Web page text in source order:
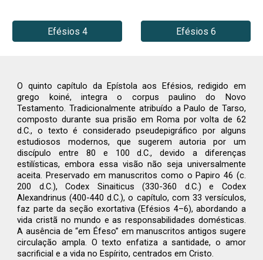
Efésios 4 Efésios 6
O quinto capítulo da Epístola aos Efésios, redigido em
grego koiné, integra o corpus paulino do Novo
Testamento. Tradicionalmente atribuído a Paulo de Tarso,
composto durante sua prisão em Roma por volta de 62
d.C., o texto é considerado pseudepigráfico por alguns
estudiosos modernos, que sugerem autoria por um
discípulo entre 80 e 100 d.C., devido a diferenças
estilísticas, embora essa visão não seja universalmente
aceita. Preservado em manuscritos como o Papiro 46 (c.
200 d.C.), Codex Sinaiticus (330-360 d.C.) e Codex
Alexandrinus (400-440 d.C.), o capítulo, com 33 versículos,
faz parte da seção exortativa (Efésios 4–6), abordando a
vida cristã no mundo e as responsabilidades domésticas.
A ausência de “em Éfeso” em manuscritos antigos sugere
circulação ampla. O texto enfatiza a santidade, o amor
sacrificial e a vida no Espírito, centrados em Cristo.